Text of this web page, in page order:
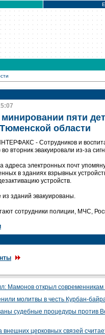
пяти
области
- Сотрудников и
во вторник эвакуировали из-за
адреса электронных почт
в зданиях взрывных
устройств.
из зданий эвакуированы.
сотрудники полиции, МЧС,
Мамонов открыл современникам
молитвы в честь Курбан-
судебные процедуры против
церковных связей